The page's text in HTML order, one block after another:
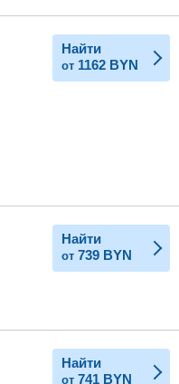
Найти
от 1162 BYN
Найти
от 739 BYN
Найти
от 741 BYN